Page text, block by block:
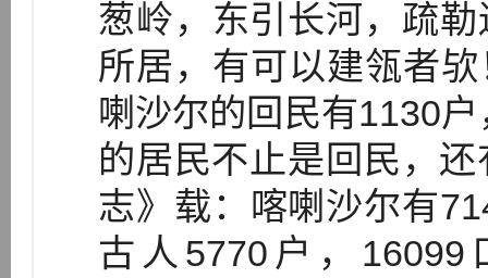
葱岭，东引长河，疏
所居，有可以建瓴者
喇沙尔的回民有1130
的居民不止是回民，
志》载：喀喇沙尔有
古人5770户，